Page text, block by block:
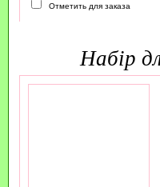
Отметить для заказа
набір